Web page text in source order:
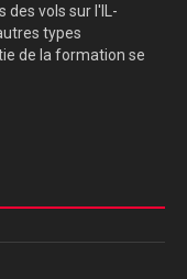
des vols sur l'IL-
types
de la formation se